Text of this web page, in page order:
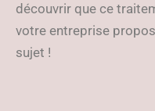
découvrir que ce
votre entreprise
sujet !